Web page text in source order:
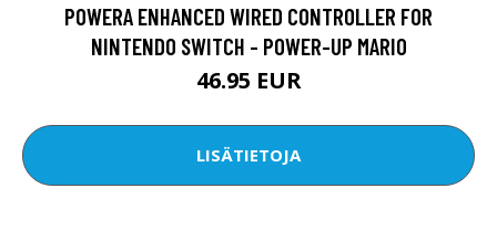
POWERA ENHANCED WIRED CONTROLLER FOR
NINTENDO SWITCH - POWER-UP MARIO
46.95 EUR
LISÄTIETOJA